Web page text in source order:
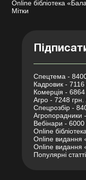
Online бібліотека
Мітки
Спецтема - 8400
Кадровик - 7116
Комерція - 6864
Агро - 7248 грн. /
Спецрозбір -
Агропорадники
Вебінари - 6000
Online
Online видання
Online видання
Популярні статті